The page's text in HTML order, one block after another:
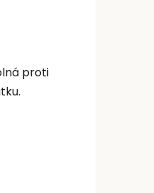
proti